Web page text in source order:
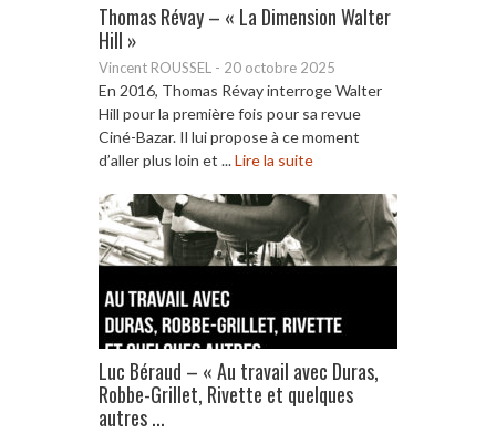
Thomas Révay – « La Dimension Walter
Hill »
Vincent ROUSSEL - 20 octobre 2025
En 2016, Thomas Révay interroge Walter
Hill pour la première fois pour sa revue
Ciné-Bazar. Il lui propose à ce moment
d’aller plus loin et ...Lire la suite
Luc Béraud – « Au travail avec Duras,
Robbe-Grillet, Rivette et quelques
autres ...